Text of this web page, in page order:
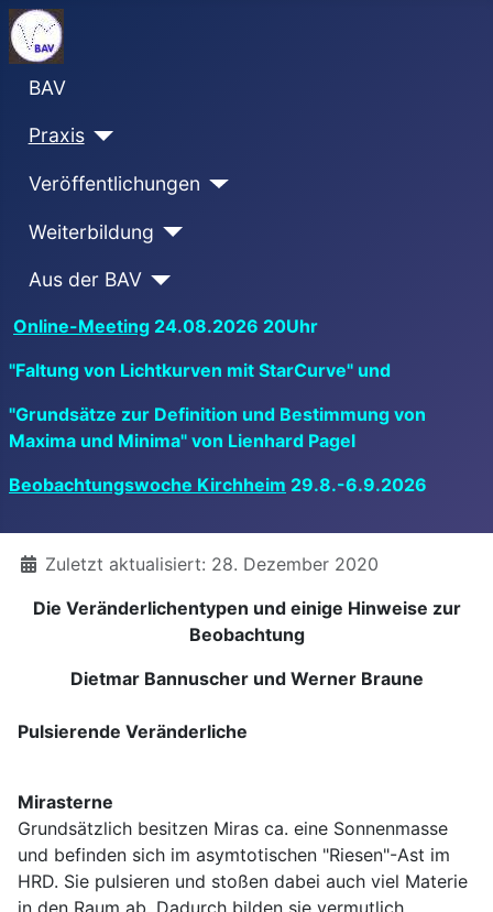
BAV
Praxis
Veröffentlichungen
Weiterbildung
Aus der BAV
Online-Meeting 24.08.2026 20Uhr
"Faltung von Lichtkurven mit StarCurve" und
"Grundsätze zur Definition und Bestimmung von
Maxima und Minima" von Lienhard Pagel
Beobachtungswoche Kirchheim 29.8.-6.9.2026
DetailsZuletzt aktualisiert: 28. Dezember 2020
Die Veränderlichentypen und einige Hinweise zur
Beobachtung
Dietmar Bannuscher und Werner Braune
Pulsierende Veränderliche
Mirasterne
Grundsätzlich besitzen Miras ca. eine Sonnenmasse
und befinden sich im asymtotischen "Riesen"-Ast im
HRD. Sie pulsieren und stoßen dabei auch viel Materie
in den Raum ab. Dadurch bilden sie vermutlich